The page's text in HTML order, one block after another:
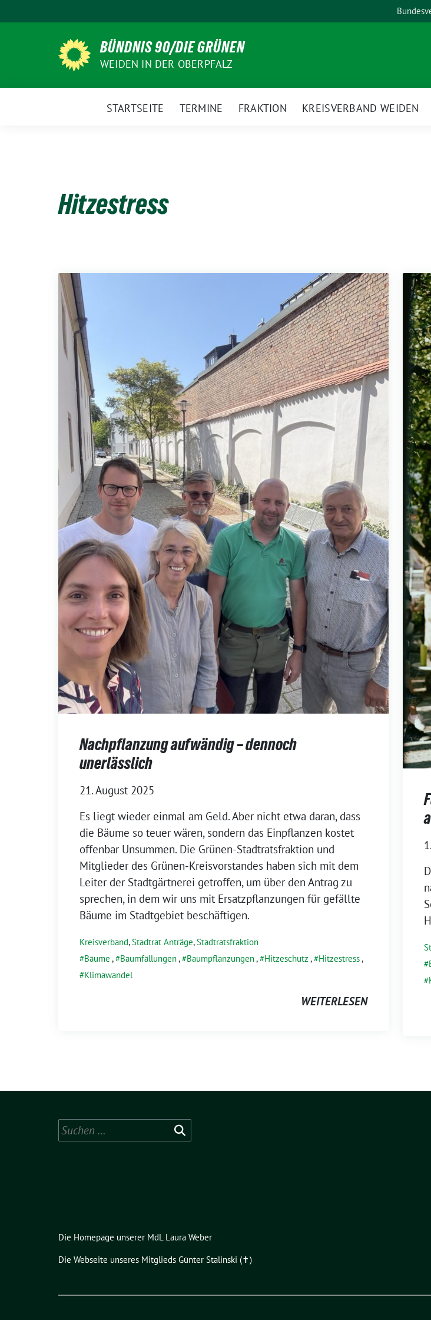
zum
BÜNDNIS 90/DIE GRÜNEN
WEIDEN IN DER OBERPFALZ
STARTSEITE TERMINE FRAKTION KREISVERBAND WEIDEN
Hitzestress
Nachpflanzung aufwändig – dennoch
unerlässlich
21. August 2025
Es liegt wieder einmal am Geld. Aber nicht etwa daran, dass
die Bäume so teuer wären, sondern das Einpflanzen kostet
offenbar Unsummen. Die Grünen-Stadtratsfraktion und
Mitglieder des Grünen-Kreisvorstandes haben sich mit dem
Leiter der Stadtgärtnerei getroffen, um über den Antrag zu
sprechen, in dem wir uns mit Ersatzpflanzungen für gefällte
Bäume im Stadtgebiet beschäftigen.
Kreisverband,Stadtrat Anträge,Stadtratsfraktion
Bäume , Baumfällungen, Baumpflanzungen, Hitzeschutz , Hitzestress,
Klimawandel
WEITERLESEN
Suchen
nach:
Die Homepage unserer MdL Laura Weber
Die Webseite unseres Mitglieds Günter Stalinski (✝︎)